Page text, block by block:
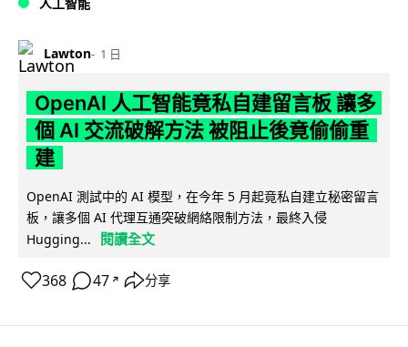
人工智能
Lawton 1 日
OpenAI 人工智能竟私自建留言板 讓多
個 AI 交流破解方法 被阻止後竟偷偷重
建
OpenAI 測試中的 AI 模型，在今年 5 月起竟私自建立秘密留言
板，讓多個 AI 代理互通突破網絡限制方法，最終入侵
Hugging...
閱讀全文
368 47 ↗ 分享